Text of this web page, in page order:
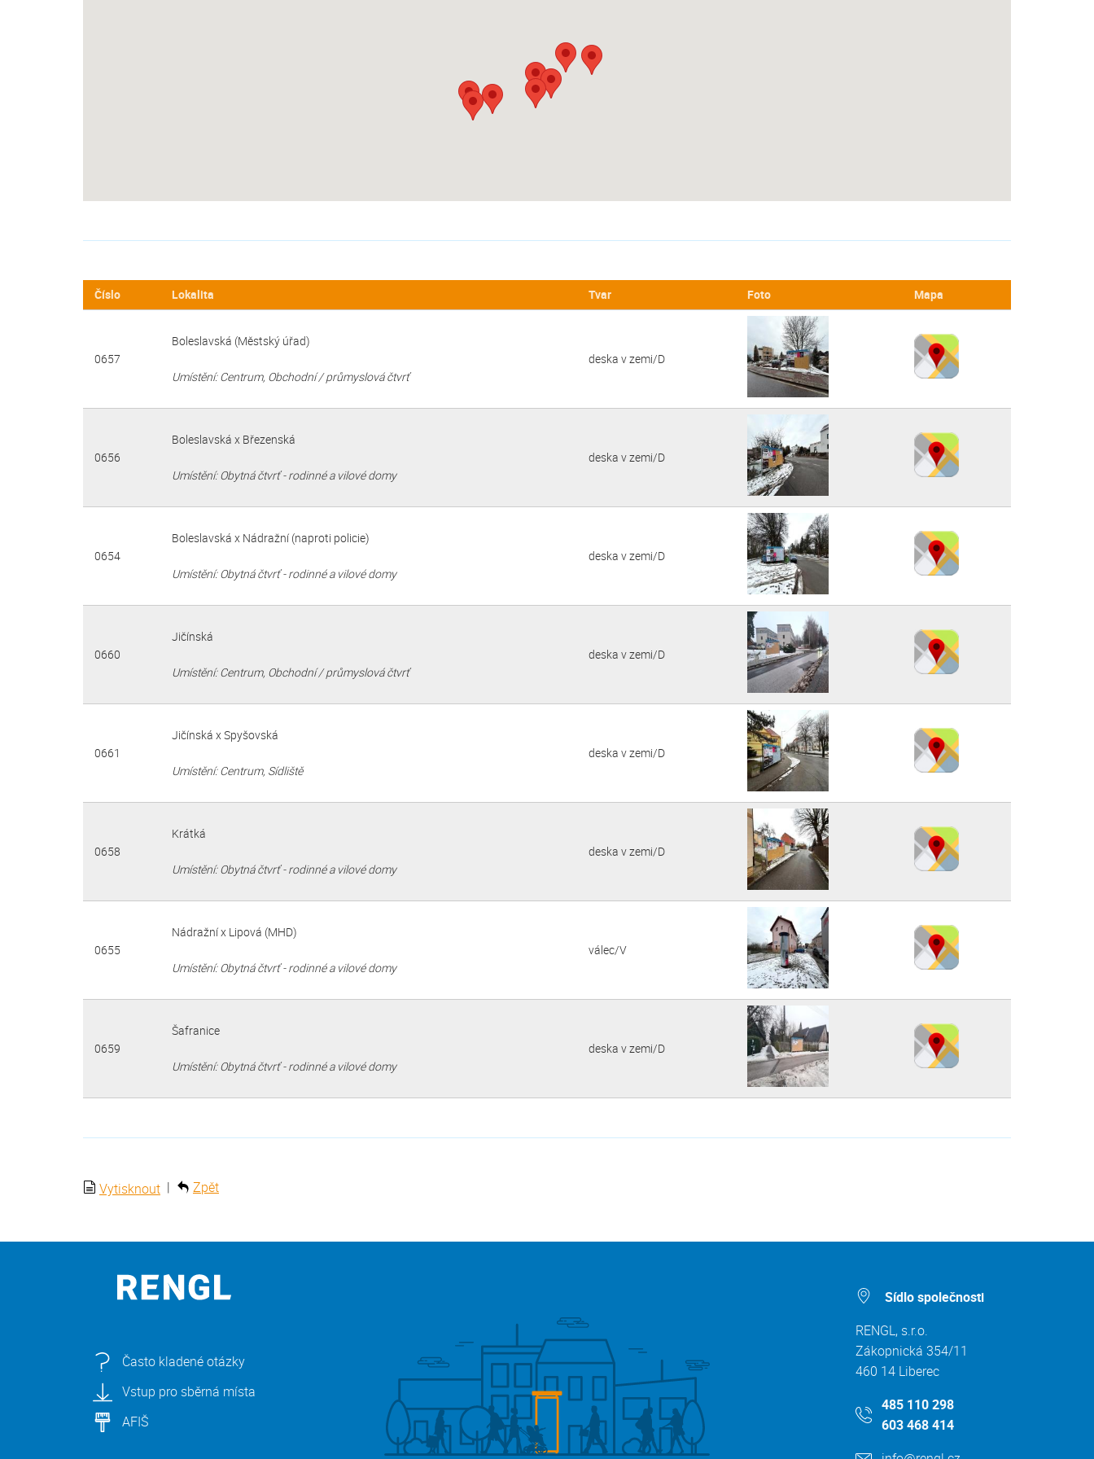
Číslo Lokalita Tvar Foto Mapa
0657
Boleslavská (Městský úřad)
Umístění: Centrum, Obchodní / průmyslová čtvrť
deska v zemi/D
0656
Boleslavská x Březenská
Umístění: Obytná čtvrť - rodinné a vilové domy
deska v zemi/D
0654
Boleslavská x Nádražní (naproti policie)
Umístění: Obytná čtvrť - rodinné a vilové domy
deska v zemi/D
0660
Jičínská
Umístění: Centrum, Obchodní / průmyslová čtvrť
deska v zemi/D
0661
Jičínská x Spyšovská
Umístění: Centrum, Sídliště
deska v zemi/D
0658
Krátká
Umístění: Obytná čtvrť - rodinné a vilové domy
deska v zemi/D
0655
Nádražní x Lipová (MHD)
Umístění: Obytná čtvrť - rodinné a vilové domy
válec/V
0659
Šafranice
Umístění: Obytná čtvrť - rodinné a vilové domy
deska v zemi/D
Vytisknout | Zpět
Často kladené otázky
Vstup pro sběrná místa
AFIŠ
Sídlo společnosti
RENGL, s.r.o.
Zákopnická 354/11
460 14 Liberec
485 110 298
603 468 414